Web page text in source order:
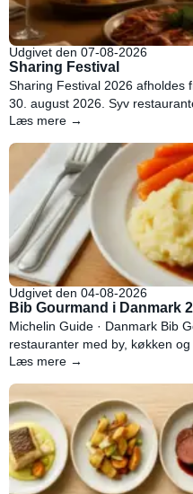
Udgivet den 07-08-2026
Sharing Festival
Sharing Festival 2026 afholdes
30. august 2026. Syv
Læs mere →
Udgivet den 04-08-2026
Bib Gourmand i Danmark
Michelin Guide · Danmark Bib
restauranter med by, køkken og
Læs mere →